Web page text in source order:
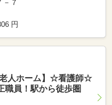
７
円
老人ホーム】☆看護師☆
職員！駅から徒歩圏